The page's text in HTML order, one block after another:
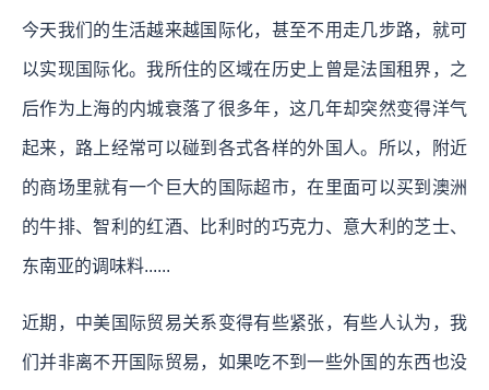
今天我们的生活越来越国际化，甚至不用走几步路，就可
以实现国际化。我所住的区域在历史上曾是法国租界，之
后作为上海的内城衰落了很多年，这几年却突然变得洋气
起来，路上经常可以碰到各式各样的外国人。所以，附近
的商场里就有一个巨大的国际超市，在里面可以买到澳洲
的牛排、智利的红酒、比利时的巧克力、意大利的芝士、
东南亚的调味料......
近期，中美国际贸易关系变得有些紧张，有些人认为，我
们并非离不开国际贸易，如果吃不到一些外国的东西也没